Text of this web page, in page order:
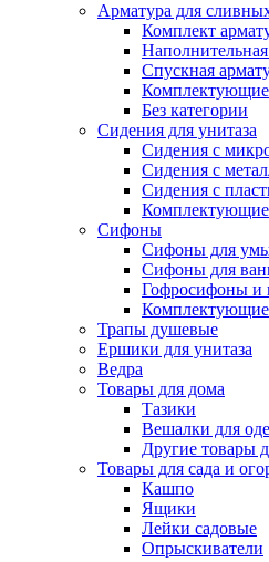
Арматура для
Комплект
Спускная
Комплектующие
Без категории
Сидения для унитаза
Сидения с
Сидения с
Сидения с
Комплектующие
Сифоны
Сифоны для
Сифоны для
Гофросифоны и
Трапы душевые
Ершики для унитаза
Ведра
Товары для дома
Тазики
Вешалки для
Другие товары
Товары для сада и
Кашпо
Ящики
Лейки садовые
Опрыскиватели